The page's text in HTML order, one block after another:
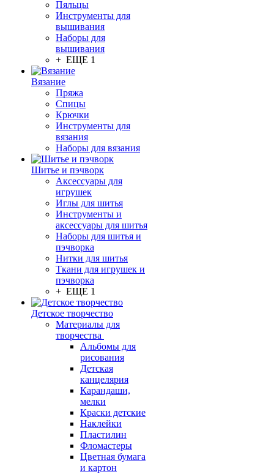
Пяльцы
Инструменты для
вышивания
Наборы для
вышивания
+ ЕЩЕ 1
Вязание
Пряжа
Спицы
Крючки
Инструменты для
вязания
Наборы для вязания
Шитье и пэчворк
Аксессуары для
игрушек
Иглы для шитья
Инструменты и
аксессуары для шитья
Наборы для шитья и
пэчворка
Нитки для шитья
Ткани для игрушек и
пэчворка
+ ЕЩЕ 1
Детское творчество
Материалы для
творчества
Альбомы для
рисования
Детская
канцелярия
Карандаши,
мелки
Краски детские
Наклейки
Пластилин
Фломастеры
Цветная бумага
и картон